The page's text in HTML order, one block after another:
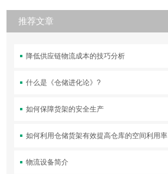
推荐文章
降低供应链物流成本的技巧分析
什么是《仓储进化论》?
如何保障货架的安全生产
如何利用仓储货架有效提高仓库的空间利用率
物流设备简介